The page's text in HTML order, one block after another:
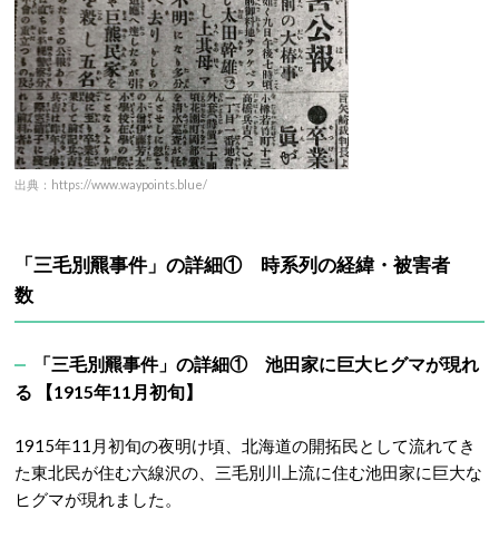
出典：https://www.waypoints.blue/
「三毛別羆事件」の詳細① 時系列の経緯・ 被害者
数
「三毛別羆事件」の詳細① 池田家に巨大ヒグマが現れ
る 【1915年11月初旬】
1915年11月初旬の夜明け頃、北海道の開拓民として流れてき
た東北民が住む六線沢の、三毛別川上流に住む池田家に巨大な
ヒグマが現れました。